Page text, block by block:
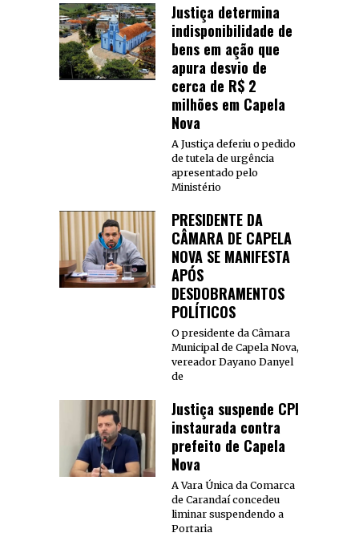
Justiça determina
indisponibilidade de
bens em ação que
apura desvio de
cerca de R$ 2
milhões em Capela
Nova
A Justiça deferiu o pedido
de tutela de urgência
apresentado pelo
Ministério
PRESIDENTE DA
CÂMARA DE CAPELA
NOVA SE MANIFESTA
APÓS
DESDOBRAMENTOS
POLÍTICOS
O presidente da Câmara
Municipal de Capela Nova,
vereador Dayano Danyel
de
Justiça suspende CPI
instaurada contra
prefeito de Capela
Nova
A Vara Única da Comarca
de Carandaí concedeu
liminar suspendendo a
Portaria